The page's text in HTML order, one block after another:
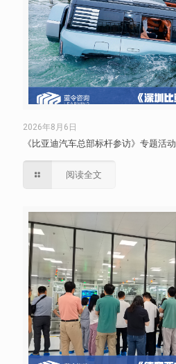
2026年8月6日
《比亚迪汽车总部标杆参访》专题活动
阅读全文